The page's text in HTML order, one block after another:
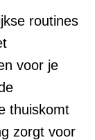
routines
voor je
thuiskomt
zorgt voor